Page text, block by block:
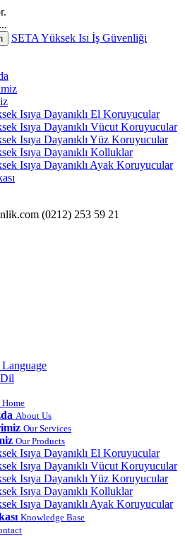
SETA Yüksek Isı İş Güvenliği
Isıya Dayanıklı El Koruyucular
Isıya Dayanıklı Vücut Koruyucular
Isıya Dayanıklı Yüz Koruyucular
Isıya Dayanıklı Kolluklar
Isıya Dayanıklı Ayak Koruyucular
(0212) 253 59 21
Home
About Us
Our Services
Our Products
Isıya Dayanıklı El Koruyucular
Isıya Dayanıklı Vücut Koruyucular
Isıya Dayanıklı Yüz Koruyucular
Isıya Dayanıklı Kolluklar
Isıya Dayanıklı Ayak Koruyucular
Knowledge Base